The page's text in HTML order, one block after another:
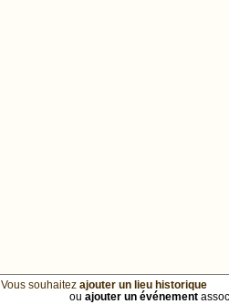
Vous souhaitez ajouter un lieu historique
ou ajouter un événement